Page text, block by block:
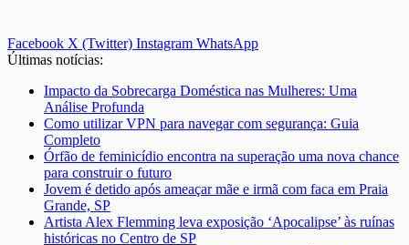
Facebook X (Twitter) Instagram WhatsApp
Últimas notícias:
Impacto da Sobrecarga Doméstica nas Mulheres: Uma
Análise Profunda
Como utilizar VPN para navegar com segurança: Guia
Completo
Órfão de feminicídio encontra na superação uma nova chance
para construir o futuro
Jovem é detido após ameaçar mãe e irmã com faca em Praia
Grande, SP
Artista Alex Flemming leva exposição ‘Apocalipse’ às ruínas
históricas no Centro de SP